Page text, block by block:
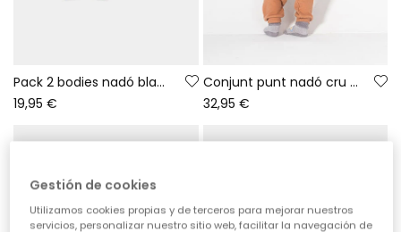
Pack 2 bodies nadó blancs estampat animals
19,95 €
Conjunt punt nadó cru estampat mussols
32,95 €
Gestión de cookies
Utilizamos cookies propias y de terceros para mejorar nuestros
servicios, personalizar nuestro sitio web, facilitar la navegación de